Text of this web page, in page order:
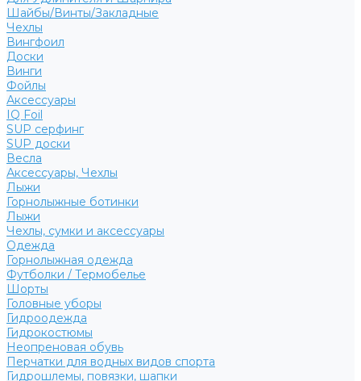
Шайбы/Винты/Закладные
Чехлы
Вингфоил
Доски
Винги
Фойлы
Аксессуары
IQ Foil
SUP серфинг
SUP доски
Весла
Аксессуары, Чехлы
Лыжи
Горнолыжные ботинки
Лыжи
Чехлы, сумки и аксессуары
Одежда
Горнолыжная одежда
Футболки / Термобелье
Шорты
Головные уборы
Гидроодежда
Гидрокостюмы
Неопреновая обувь
Перчатки для водных видов спорта
Гидрошлемы, повязки, шапки